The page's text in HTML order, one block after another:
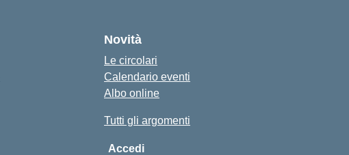
Novità
Le circolari
Calendario eventi
Albo online
Tutti gli argomenti
Accedi